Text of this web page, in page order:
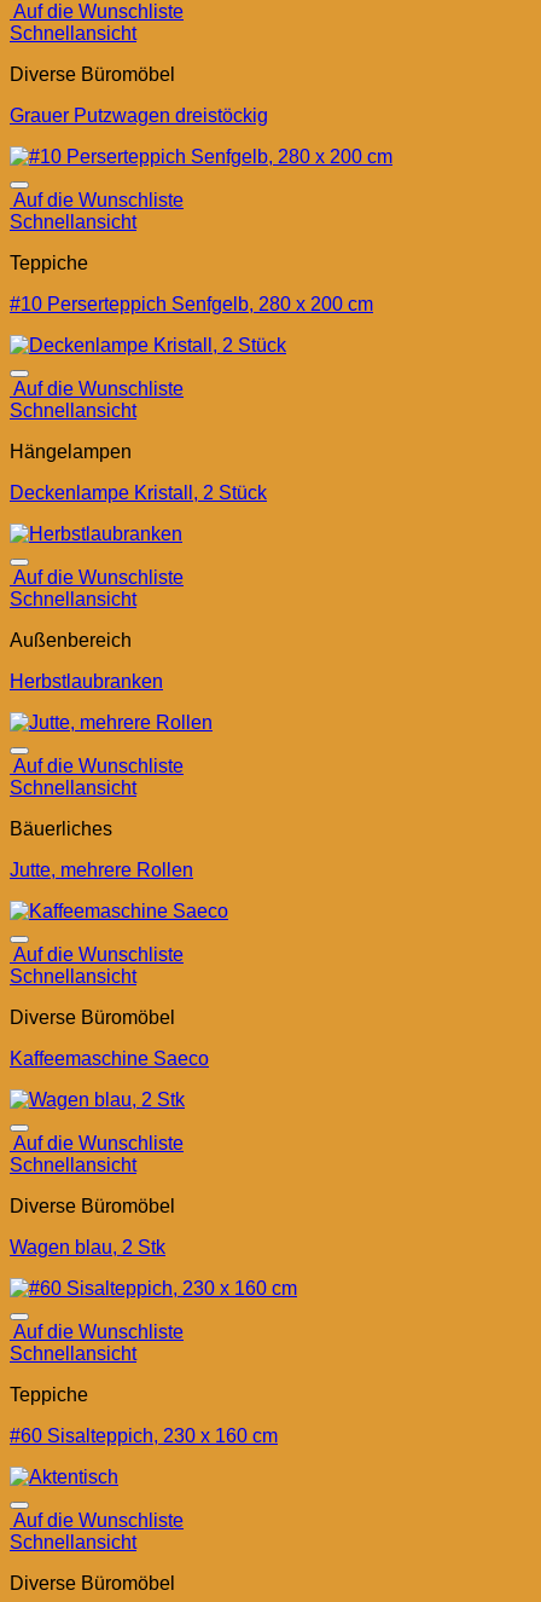
Auf die Wunschliste
Schnellansicht
Diverse Büromöbel
Grauer Putzwagen dreistöckig
Auf die Wunschliste
Schnellansicht
Teppiche
#10 Perserteppich Senfgelb, 280 x 200 cm
Auf die Wunschliste
Schnellansicht
Hängelampen
Deckenlampe Kristall, 2 Stück
Auf die Wunschliste
Schnellansicht
Außenbereich
Herbstlaubranken
Auf die Wunschliste
Schnellansicht
Bäuerliches
Jutte, mehrere Rollen
Auf die Wunschliste
Schnellansicht
Diverse Büromöbel
Kaffeemaschine Saeco
Auf die Wunschliste
Schnellansicht
Diverse Büromöbel
Wagen blau, 2 Stk
Auf die Wunschliste
Schnellansicht
Teppiche
#60 Sisalteppich, 230 x 160 cm
Auf die Wunschliste
Schnellansicht
Diverse Büromöbel